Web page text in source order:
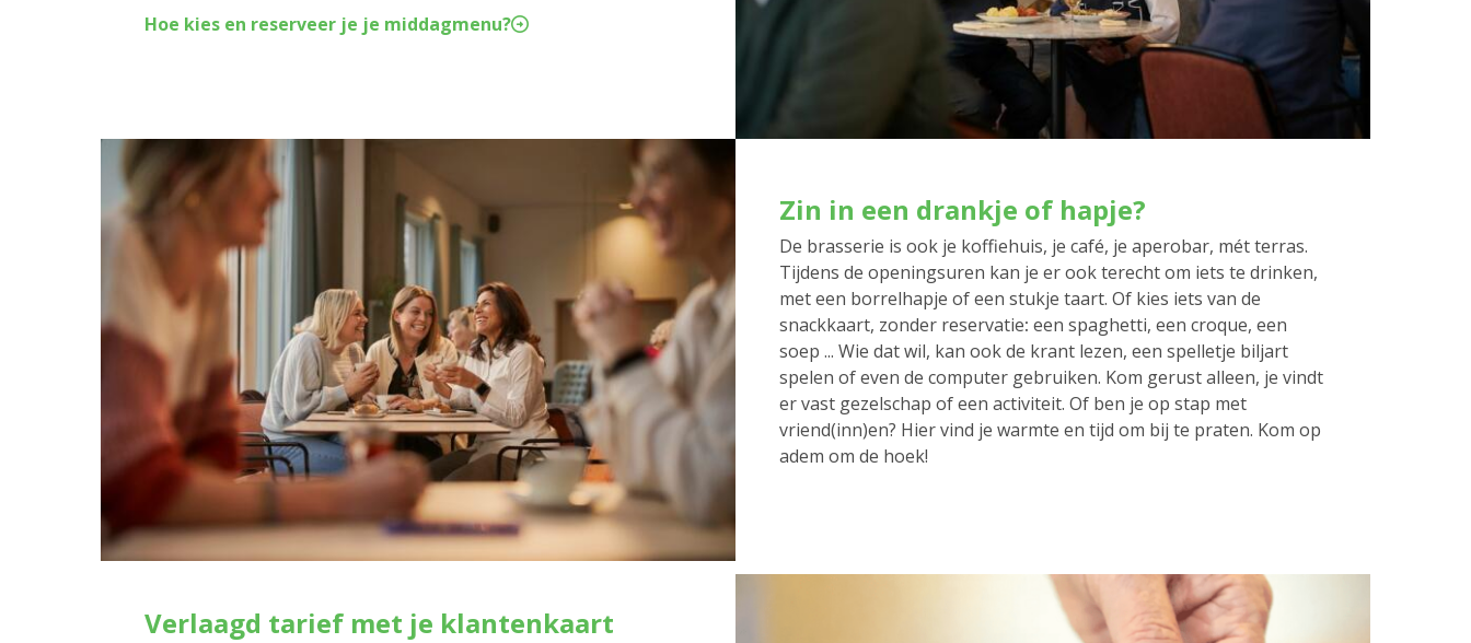
Hoe kies en reserveer je je middagmenu?
Zin in een drankje of hapje?
De brasserie is ook je koffiehuis, je café, je aperobar, mét terras.
Tijdens de openingsuren kan je er ook terecht om iets te drinken,
met een borrelhapje of een stukje taart. Of kies iets van de
snackkaart, zonder reservatie: een spaghetti, een croque, een
soep ... Wie dat wil, kan ook de krant lezen, een spelletje biljart
spelen of even de computer gebruiken. Kom gerust alleen, je vindt
er vast gezelschap of een activiteit. Of ben je op stap met
vriend(inn)en? Hier vind je warmte en tijd om bij te praten. Kom op
adem om de hoek!
Verlaagd tarief met je klantenkaart